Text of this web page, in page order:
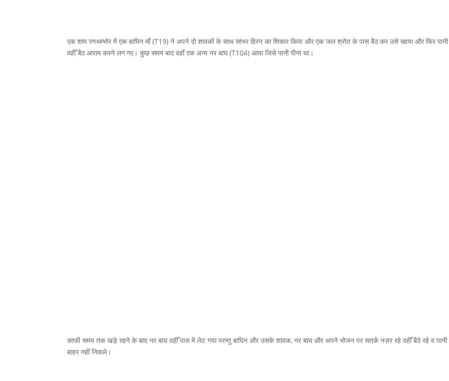
एक शाम रणथम्भोर में एक बाघिन माँ (T19) ने अपने दो शावकों के साथ सांभर हिरन का शिकार किया और एक जल श्रोत के पास बैठ कर उसे खाया और फिर
वहीँ बैठ आराम करने लग गए। कुछ समय बाद वहाँ एक अन्य नर बाघ (T104) आया जिसे पानी पीना था।
काफी समय तक खड़े रहने के बाद नर बाघ वहीँ पास में लेट गया परन्तु बाघिन और उसके शावक, नर बाघ और अपने भोजन पर सतर्क नज़र रहे वहीँ बैठे रहे व
बाहर नहीं निकले।